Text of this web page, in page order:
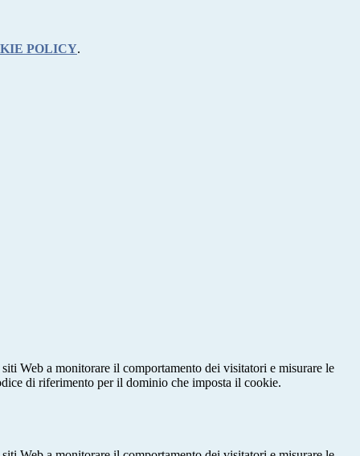
POLICY.
Web a monitorare il comportamento dei visitatori e misurare le
di riferimento per il dominio che imposta il cookie.